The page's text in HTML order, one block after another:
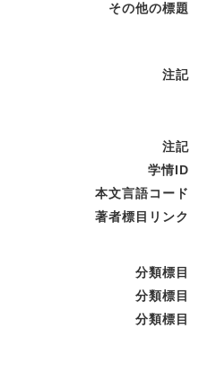
その他の標題
注記
注記
学情ID
本文言語コード
著者標目リンク
分類標目
分類標目
分類標目